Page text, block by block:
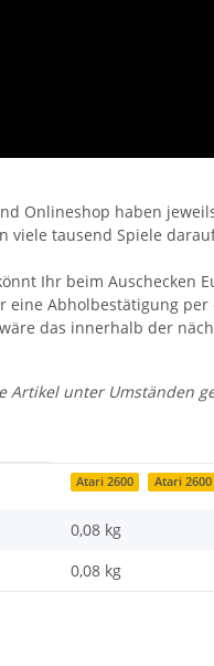
Onlineshop haben
viele tausend Spiele
Ihr beim Auschecken
Abholbestätigung
das innerhalb der
Artikel unter Umständen
Atari 2600 Atari
0,08 kg
0,08 kg